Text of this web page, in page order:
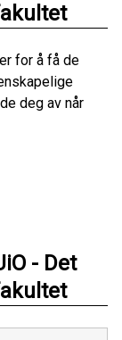
for å få de
deg av når
- Det